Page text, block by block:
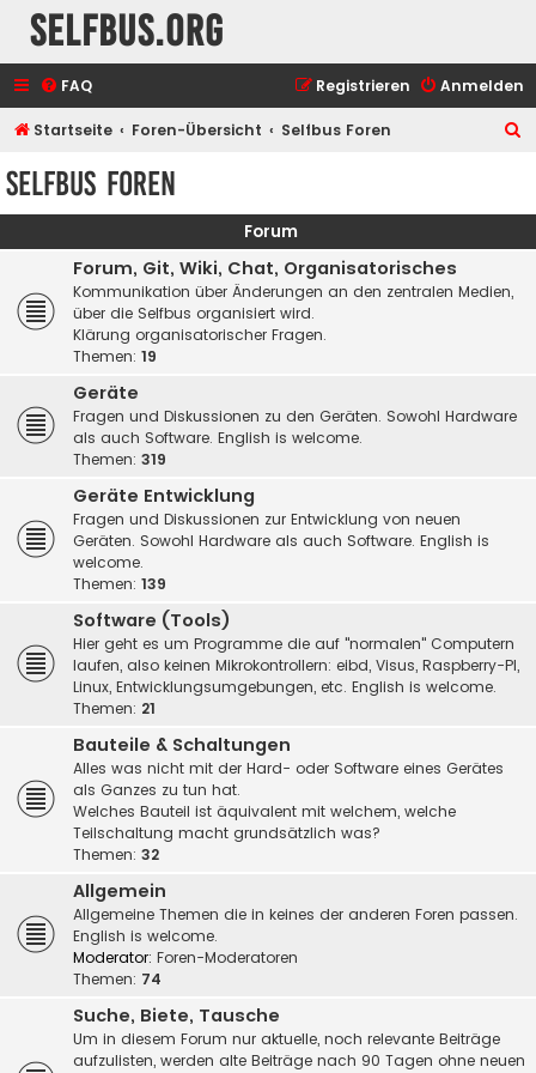
selfbus.org
FAQ Anmelden
Registrieren
Startseite Foren-Übersicht Selfbus Foren
e
Selfbus Foren
Forum
Forum, Git, Wiki, Chat, Organisatorisches
Kommunikation über Änderungen an den zentralen Medien,
über die Selfbus organisiert wird.
Klärung organisatorischer Fragen.
Themen: 19
Geräte
Fragen und Diskussionen zu den Geräten. Sowohl Hardware
als auch Software. English is welcome.
Themen: 319
Geräte Entwicklung
Fragen und Diskussionen zur Entwicklung von neuen
Geräten. Sowohl Hardware als auch Software. English is
welcome.
Themen: 139
Software (Tools)
Hier geht es um Programme die auf "normalen" Computern
laufen, also keinen Mikrokontrollern: eibd, Visus, Raspberry-PI,
Linux, Entwicklungsumgebungen, etc. English is welcome.
Themen: 21
Bauteile & Schaltungen
Alles was nicht mit der Hard- oder Software eines Gerätes
als Ganzes zu tun hat.
Welches Bauteil ist äquivalent mit welchem, welche
Teilschaltung macht grundsätzlich was?
Themen: 32
Allgemein
Allgemeine Themen die in keines der anderen Foren passen.
English is welcome.
Moderator: Foren-Moderatoren
Themen: 74
Suche, Biete, Tausche
Um in diesem Forum nur aktuelle, noch relevante Beiträge
aufzulisten, werden alte Beiträge nach 90 Tagen ohne neuen